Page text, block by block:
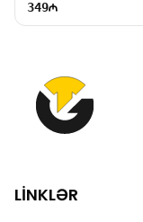
349
LİNKLƏR